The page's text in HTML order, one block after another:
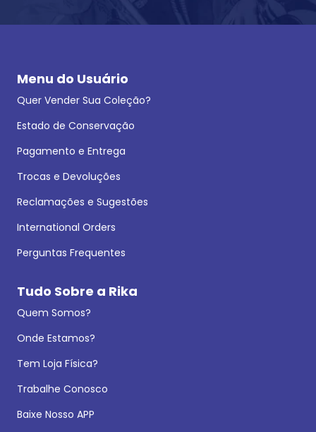
Menu do Usuário
Quer Vender Sua Coleção?
Estado de Conservação
Pagamento e Entrega
Trocas e Devoluções
Reclamações e Sugestões
International Orders
Perguntas Frequentes
Tudo Sobre a Rika
Quem Somos?
Onde Estamos?
Tem Loja Física?
Trabalhe Conosco
Baixe Nosso APP